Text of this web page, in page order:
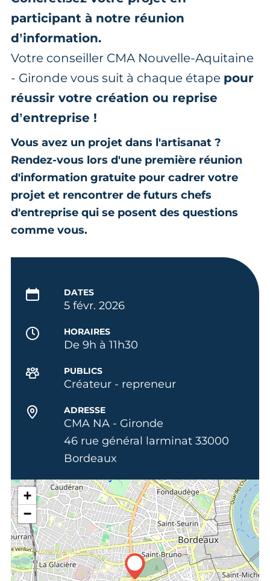
participant à notre réunion
d’information.
Votre conseiller CMA Nouvelle-Aquitaine
- Gironde vous suit à chaque étape pour
réussir votre création ou reprise
d’entreprise !
Vous avez un projet dans l'artisanat ?
Rendez-vous lors d'une première réunion
d'information gratuite pour cadrer votre
projet et rencontrer de futurs chefs
d'entreprise qui se posent des questions
comme vous.
DATES
5 févr. 2026
HORAIRES
De 9h à 11h30
PUBLICS
Créateur - repreneur
ADRESSE
CMA NA - Gironde
46 rue général larminat 33000
Bordeaux
+
−